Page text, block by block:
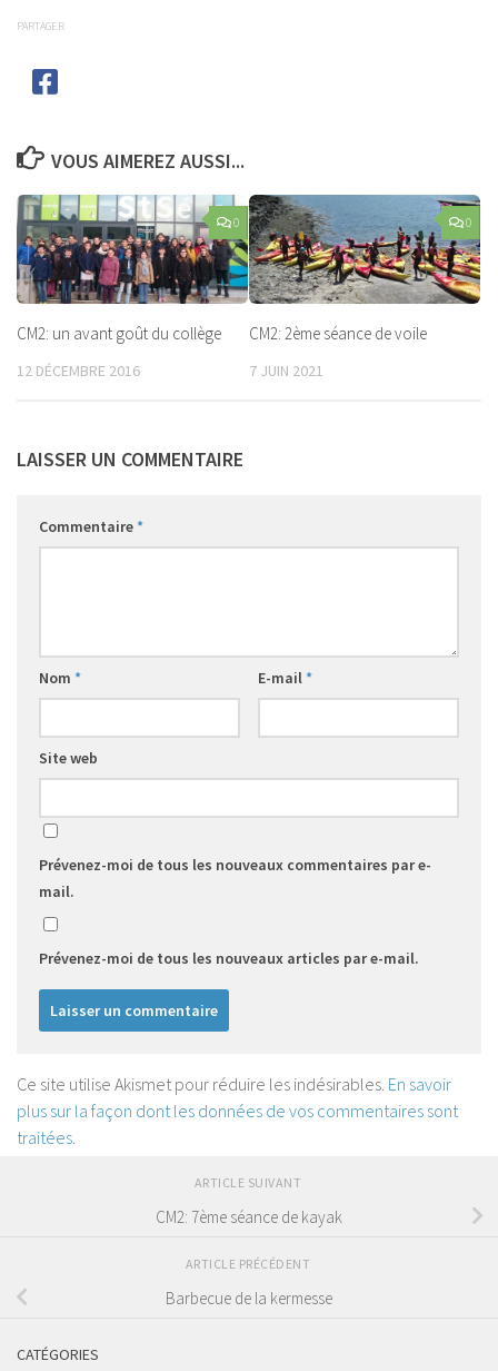
PARTAGER
VOUS AIMEREZ AUSSI...
0
CM2: un avant goût du collège
12 DÉCEMBRE 2016
0
CM2: 2ème séance de voile
7 JUIN 2021
LAISSER UN COMMENTAIRE
Commentaire*
Nom * E-mail*
Site web
Prévenez-moi de tous les nouveaux commentaires par e-
mail.
Prévenez-moi de tous les nouveaux articles par e-mail.
Ce site utilise Akismet pour réduire les indésirables. En savoir
plus sur la façon dont les données de vos commentaires sont
traitées.
ARTICLE SUIVANT
CM2: 7ème séance de kayak
ARTICLE PRÉCÉDENT
Barbecue de la kermesse
CATÉGORIES